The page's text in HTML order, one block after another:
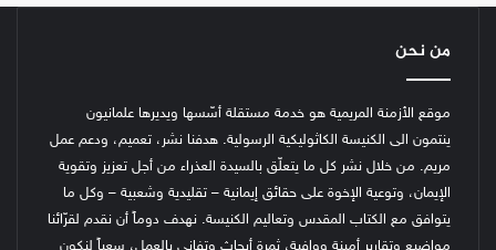
من نحن
موقع الأزمنة المريمية هو خدمة مستقلة أسّسها ويديرها علمانيون
ينتمون الى الكنيسة الكاثوليكية الرسولية. هدفنا نشر، تعميم، ودعم عمل
مريم. من خلال نشر كل ما يتعلّق بالسيدة العذراء من أجل تعزيز وتقوية
الإيمان، وتوعية الإخوة على حقائق إيمانية – تقليدية وشعبية – وكل ما
يتوافق مع الكتاب المقدس وتعاليم الكنيسة. نهدف دوماً أن نقدم لقرّائنا
مواضيع وتقارير أمينة ووافية، ثمرة أبحاث وتفاني بالعمل، سعياً لنكون